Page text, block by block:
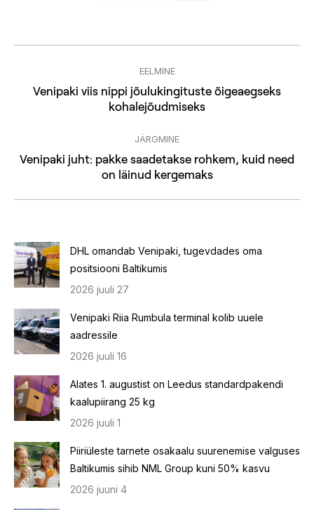
EELMINE
Previous
post:
Venipaki viis nippi jõulukingituste õigeaegseks
kohalejõudmiseks
JÄRGMINE
Next
post:
Venipaki juht: pakke saadetakse rohkem, kuid need
on läinud kergemaks
DHL omandab Venipaki, tugevdades oma
positsiooni Baltikumis
2026 juuli 27
Venipaki Riia Rumbula terminal kolib uuele
aadressile
2026 juuli 16
Alates 1. augustist on Leedus standardpakendi
kaalupiirang 25 kg
2026 juuli 1
Piiriüleste tarnete osakaalu suurenemise valguses
Baltikumis sihib NML Group kuni 50% kasvu
2026 juuni 4